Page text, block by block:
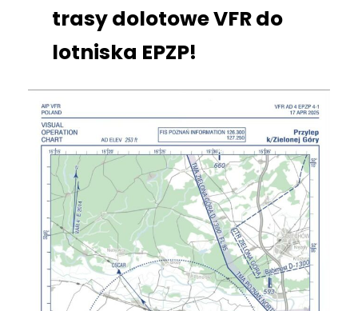
trasy dolotowe VFR do
lotniska EPZP!